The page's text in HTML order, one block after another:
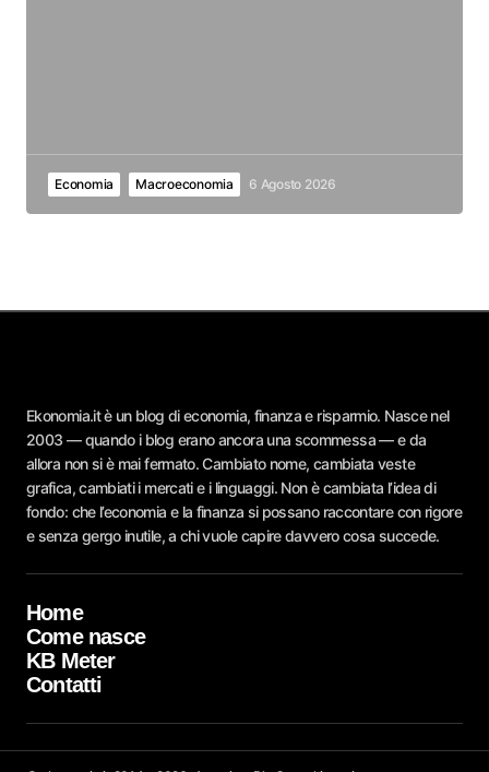
Economia Macroeconomia 6 Agosto 2026
Ekonomia.it è un blog di economia, finanza e risparmio. Nasce nel
2003 — quando i blog erano ancora una scommessa — e da
allora non si è mai fermato. Cambiato nome, cambiata veste
grafica, cambiati i mercati e i linguaggi. Non è cambiata l’idea di
fondo: che l’economia e la finanza si possano raccontare con rigore
e senza gergo inutile, a chi vuole capire davvero cosa succede.
Home
Come nasce
KB Meter
Contatti